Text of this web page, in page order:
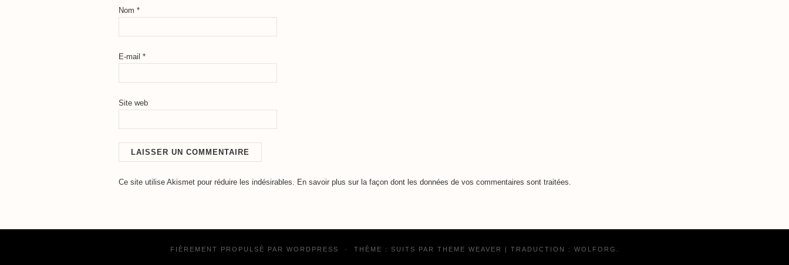
Nom *
E-mail *
Site web
Ce site utilise Akismet pour réduire les indésirables. En savoir plus sur la façon dont les données de vos commentaires sont traitées.
FIÈREMENT PROPULSÉ PAR WORDPRESS · THÈME : SUITS PAR THEME WEAVER | TRADUCTION : WOLFORG .